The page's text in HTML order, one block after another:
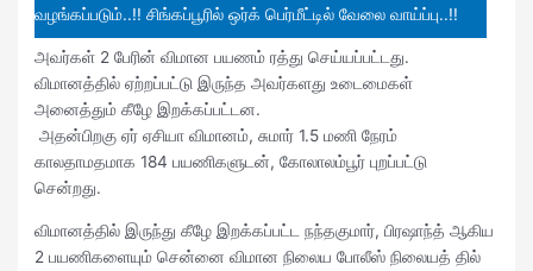
வழங்கப்படும்..!! சிங்கப்பூரில் ஒர்க் பெர்மீட்டில் வேலை வாய்ப்பு..!!
அவர்கள் 2 பேரின் விமான பயணம் ரத்து செய்யப்பட்டது.
விமானத்தில் ஏற்றப்பட்டு இருந்த அவர்களது உடைமைகள்
அனைத்தும் கீழே இறக்கப்பட்டன.
அதன்பிறகு ஏர் ஏசியா விமானம், சுமார் 1.5 மணி நேரம்
காலதாமதமாக 184 பயணிகளுடன், கோலாலம்பூர் புறப்பட்டு
சென்றது.
விமானத்தில் இருந்து கீழே இறக்கப்பட்ட நந்தகுமார், பிரஷாந்த் ஆகிய
2 பயணிகளையும் சென்னை விமான நிலைய போலீஸ் நிலையத் தில்